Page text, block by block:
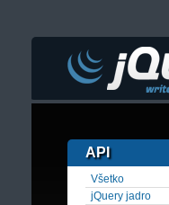
API
Všetko
jQuery jadro